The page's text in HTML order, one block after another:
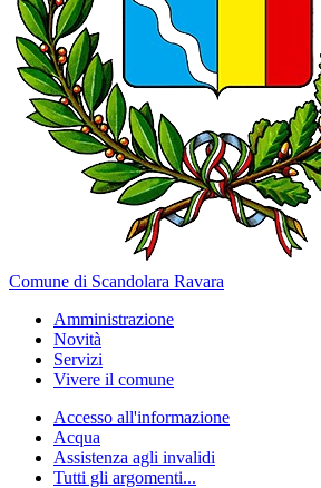
Comune di Scandolara Ravara
Amministrazione
Novità
Servizi
Vivere il comune
Accesso all'informazione
Acqua
Assistenza agli invalidi
Tutti gli argomenti...